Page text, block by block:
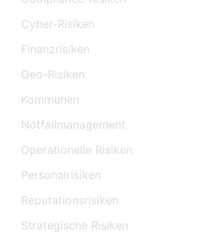
Cyber-Risiken
Finanzrisiken
Geo-Risiken
Kommunen
Notfallmanagement
Operationelle Risiken
Personalrisiken
Reputationsrisiken
Strategische Risiken